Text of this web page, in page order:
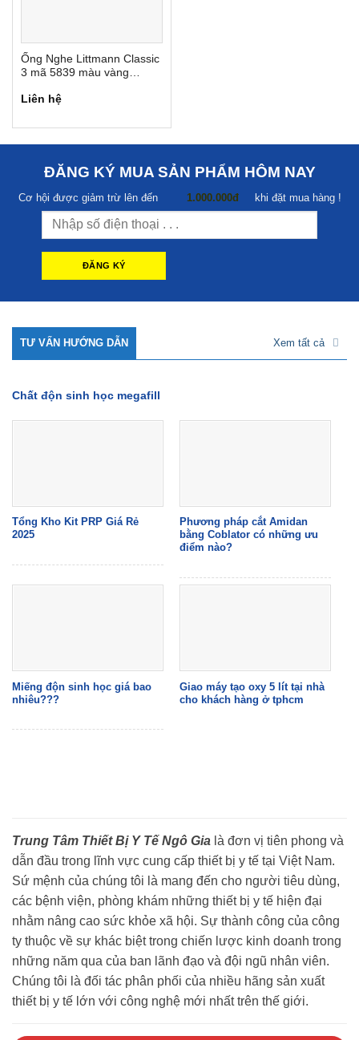
Ống Nghe Littmann Classic
3 mã 5839 màu vàng
Liên hệ
ĐĂNG KÝ MUA SẢN PHẨM HÔM NAY
Cơ hội được giảm trừ lên đến 1.000.000đ khi đặt mua hàng !
TƯ VẤN HƯỚNG DẪN Xem tất cả
Chất độn sinh học megafill
Tổng Kho Kit PRP Giá Rẻ
2025
Phương pháp cắt Amidan
bằng Coblator có những ưu
điểm nào?
Miếng độn sinh học giá bao
nhiêu???
Giao máy tạo oxy 5 lít tại nhà
cho khách hàng ở tphcm
Trung Tâm Thiết Bị Y Tế Ngô Gia là đơn vị tiên phong và
dẫn đầu trong lĩnh vực cung cấp thiết bị y tế tại Việt Nam.
Sứ mệnh của chúng tôi là mang đến cho người tiêu dùng,
các bệnh viện, phòng khám những thiết bị y tế hiện đại
nhằm nâng cao sức khỏe xã hội. Sự thành công của công
ty thuộc về sự khác biệt trong chiến lược kinh doanh trong
những năm qua của ban lãnh đạo và đội ngũ nhân viên.
Chúng tôi là đối tác phân phối của nhiều hãng sản xuất
thiết bị y tế lớn với công nghệ mới nhất trên thế giới.